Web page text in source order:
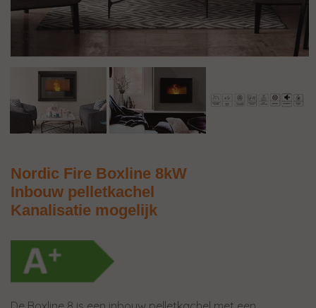
Nordic Fire Boxline 8kW
Inbouw pelletkachel
Kanalisatie mogelijk